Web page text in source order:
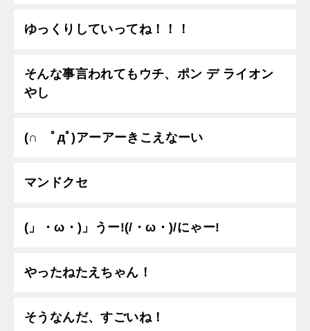
ゆっくりしていってね！！！
そんな事言われてもウチ、ポン デ ライオン
やし
(∩ ﾟдﾟ)アーアーきこえなーい
マンドクセ
(」・ω・)」うー!(/・ω・)/にゃー!
やったねたえちゃん！
そうなんだ、すごいね！